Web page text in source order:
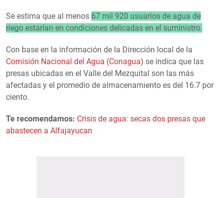
Se estima que al menos 67 mil 920 usuarios de agua de
riego estarían en condiciones delicadas en el suministro.
Con base en la información de la Dirección local de la
Comisión Nacional del Agua (Conagua) se indica que las
presas ubicadas en el Valle del Mezquital son las más
afectadas y el promedio de almacenamiento es del 16.7 por
ciento.
Te recomendamos: Crisis de agua: secas dos presas que
abastecen a Alfajayucan